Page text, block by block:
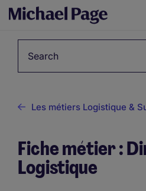
Les métiers Logistique &
Fiche métier :
Logistique